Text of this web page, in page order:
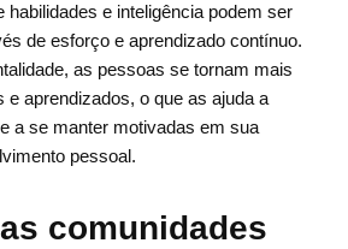
habilidades e inteligência podem ser
de esforço e aprendizado contínuo.
as pessoas se tornam mais
e aprendizados, o que as ajuda a
a se manter motivadas em sua
pessoal.
comunidades